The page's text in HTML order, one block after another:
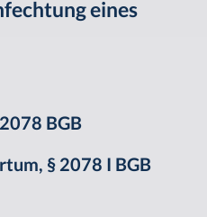
eines
BGB
§ 2078 I BGB